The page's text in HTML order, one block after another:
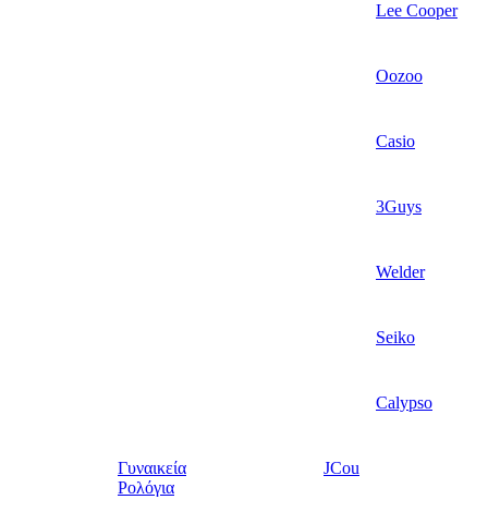
Lee Cooper
Oozoo
Casio
3Guys
Welder
Seiko
Calypso
Γυναικεία
Ρολόγια
JCou